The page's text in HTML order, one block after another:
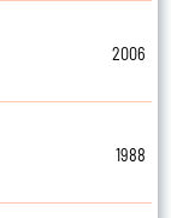
2006
1988